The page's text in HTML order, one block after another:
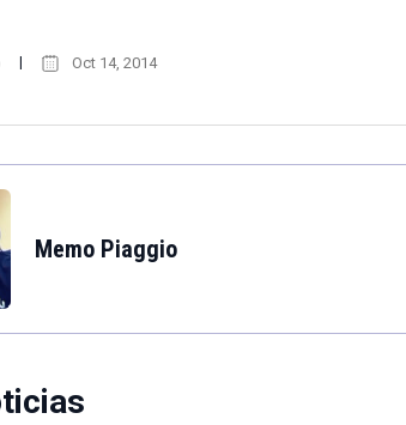
Oct 14, 2014
Memo Piaggio